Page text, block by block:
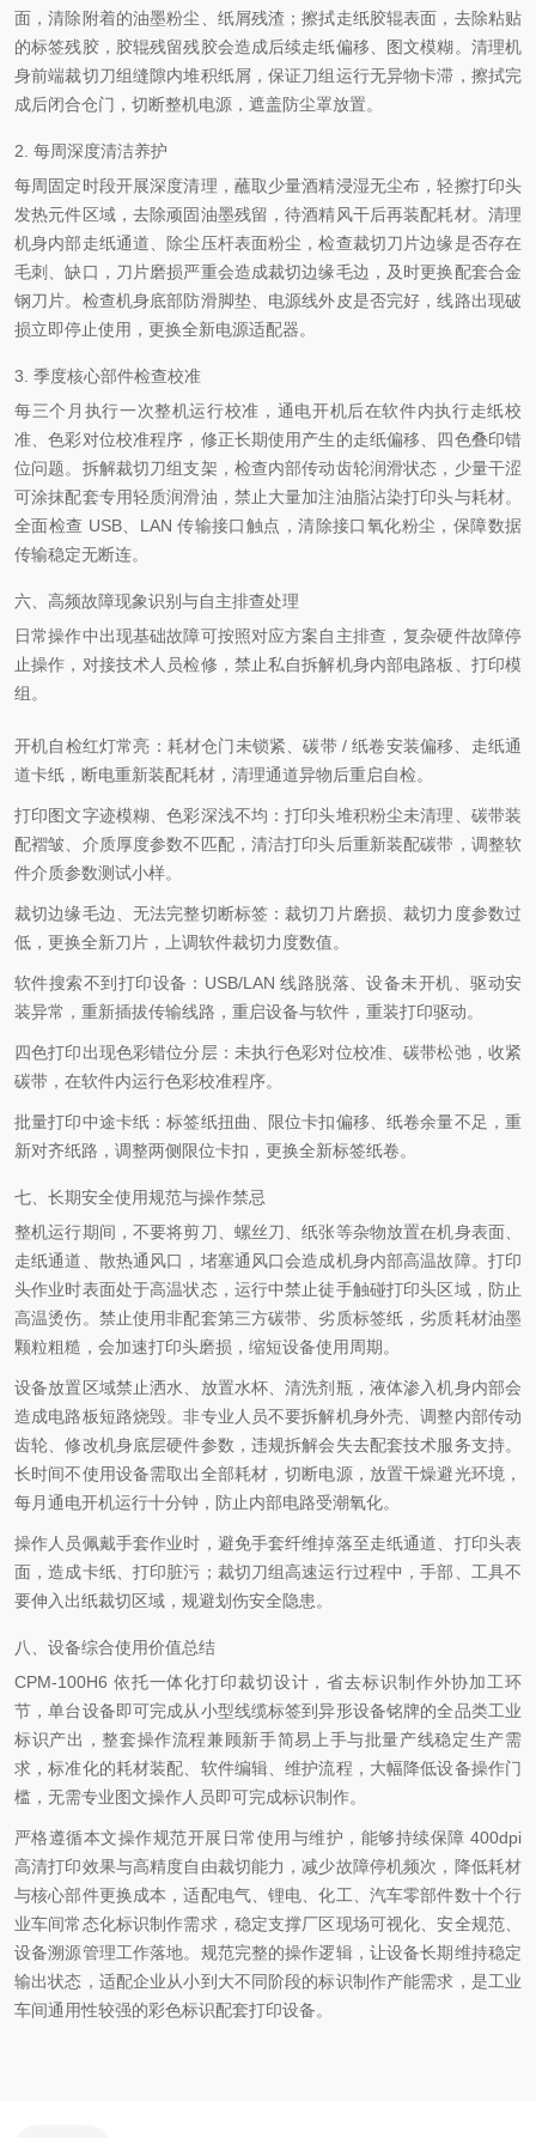
面，清除附着的油墨粉尘、纸屑残渣；擦拭走纸胶辊表面，去除粘贴
的标签残胶，胶辊残留残胶会造成后续走纸偏移、图文模糊。清理机
身前端裁切刀组缝隙内堆积纸屑，保证刀组运行无异物卡滞，擦拭完
成后闭合仓门，切断整机电源，遮盖防尘罩放置。
2. 每周深度清洁养护
每周固定时段开展深度清理，蘸取少量酒精浸湿无尘布，轻擦打印头
发热元件区域，去除顽固油墨残留，待酒精风干后再装配耗材。清理
机身内部走纸通道、除尘压杆表面粉尘，检查裁切刀片边缘是否存在
毛刺、缺口，刀片磨损严重会造成裁切边缘毛边，及时更换配套合金
钢刀片。检查机身底部防滑脚垫、电源线外皮是否完好，线路出现破
损立即停止使用，更换全新电源适配器。
3. 季度核心部件检查校准
每三个月执行一次整机运行校准，通电开机后在软件内执行走纸校
准、色彩对位校准程序，修正长期使用产生的走纸偏移、四色叠印错
位问题。拆解裁切刀组支架，检查内部传动齿轮润滑状态，少量干涩
可涂抹配套专用轻质润滑油，禁止大量加注油脂沾染打印头与耗材。
全面检查 USB、LAN 传输接口触点，清除接口氧化粉尘，保障数据
传输稳定无断连。
六、高频故障现象识别与自主排查处理
日常操作中出现基础故障可按照对应方案自主排查，复杂硬件故障停
止操作，对接技术人员检修，禁止私自拆解机身内部电路板、打印模
组。
开机自检红灯常亮：耗材仓门未锁紧、碳带 / 纸卷安装偏移、走纸通
道卡纸，断电重新装配耗材，清理通道异物后重启自检。
打印图文字迹模糊、色彩深浅不均：打印头堆积粉尘未清理、碳带装
配褶皱、介质厚度参数不匹配，清洁打印头后重新装配碳带，调整软
件介质参数测试小样。
裁切边缘毛边、无法完整切断标签：裁切刀片磨损、裁切力度参数过
低，更换全新刀片，上调软件裁切力度数值。
软件搜索不到打印设备：USB/LAN 线路脱落、设备未开机、驱动安
装异常，重新插拔传输线路，重启设备与软件，重装打印驱动。
四色打印出现色彩错位分层：未执行色彩对位校准、碳带松弛，收紧
碳带，在软件内运行色彩校准程序。
批量打印中途卡纸：标签纸扭曲、限位卡扣偏移、纸卷余量不足，重
新对齐纸路，调整两侧限位卡扣，更换全新标签纸卷。
七、长期安全使用规范与操作禁忌
整机运行期间，不要将剪刀、螺丝刀、纸张等杂物放置在机身表面、
走纸通道、散热通风口，堵塞通风口会造成机身内部高温故障。打印
头作业时表面处于高温状态，运行中禁止徒手触碰打印头区域，防止
高温烫伤。禁止使用非配套第三方碳带、劣质标签纸，劣质耗材油墨
颗粒粗糙，会加速打印头磨损，缩短设备使用周期。
设备放置区域禁止洒水、放置水杯、清洗剂瓶，液体渗入机身内部会
造成电路板短路烧毁。非专业人员不要拆解机身外壳、调整内部传动
齿轮、修改机身底层硬件参数，违规拆解会失去配套技术服务支持。
长时间不使用设备需取出全部耗材，切断电源，放置干燥避光环境，
每月通电开机运行十分钟，防止内部电路受潮氧化。
操作人员佩戴手套作业时，避免手套纤维掉落至走纸通道、打印头表
面，造成卡纸、打印脏污；裁切刀组高速运行过程中，手部、工具不
要伸入出纸裁切区域，规避划伤安全隐患。
八、设备综合使用价值总结
CPM-100H6 依托一体化打印裁切设计，省去标识制作外协加工环
节，单台设备即可完成从小型线缆标签到异形设备铭牌的全品类工业
标识产出，整套操作流程兼顾新手简易上手与批量产线稳定生产需
求，标准化的耗材装配、软件编辑、维护流程，大幅降低设备操作门
槛，无需专业图文操作人员即可完成标识制作。
严格遵循本文操作规范开展日常使用与维护，能够持续保障 400dpi
高清打印效果与高精度自由裁切能力，减少故障停机频次，降低耗材
与核心部件更换成本，适配电气、锂电、化工、汽车零部件数十个行
业车间常态化标识制作需求，稳定支撑厂区现场可视化、安全规范、
设备溯源管理工作落地。规范完整的操作逻辑，让设备长期维持稳定
输出状态，适配企业从小到大不同阶段的标识制作产能需求，是工业
车间通用性较强的彩色标识配套打印设备。